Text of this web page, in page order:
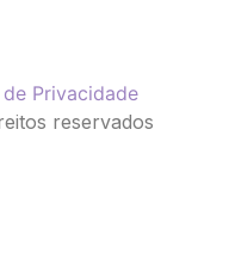
Privacidade
reservados